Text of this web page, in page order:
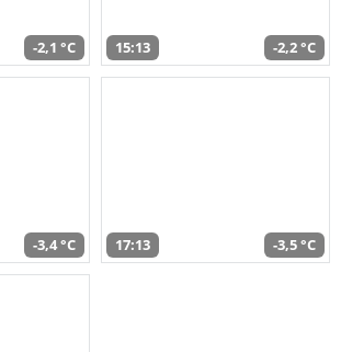
-2,1 °C 15:13 -2,2 °C
-3,4 °C 17:13 -3,5 °C